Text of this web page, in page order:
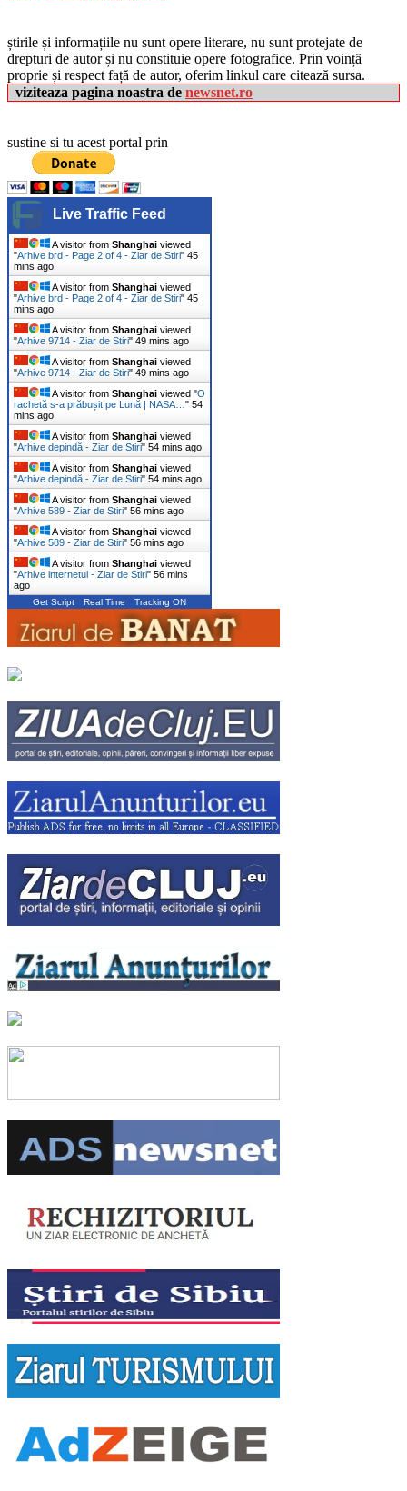
știrile și informațiile nu sunt opere literare, nu sunt protejate de
drepturi de autor și nu constituie opere fotografice. Prin voință
proprie și respect față de autor, oferim linkul care citează sursa.
viziteaza pagina noastra de newsnet.ro
sustine si tu acest portal prin
Live Traffic Feed
A visitor from Shanghai viewed
"Arhive brd - Page 2 of 4 - Ziar de Stiri" 45
mins ago
A visitor from Shanghai viewed
"Arhive brd - Page 2 of 4 - Ziar de Stiri" 45
mins ago
A visitor from Shanghai viewed
"Arhive 9714 - Ziar de Stiri" 49 mins ago
A visitor from Shanghai viewed
"Arhive 9714 - Ziar de Stiri" 49 mins ago
A visitor from Shanghai viewed "O
rachetă s-a prăbușit pe Lună | NASA… " 54
mins ago
A visitor from Shanghai viewed
"Arhive depindă - Ziar de Stiri" 54 mins ago
A visitor from Shanghai viewed
"Arhive depindă - Ziar de Stiri" 54 mins ago
A visitor from Shanghai viewed
"Arhive 589 - Ziar de Stiri" 56 mins ago
A visitor from Shanghai viewed
"Arhive 589 - Ziar de Stiri" 56 mins ago
A visitor from Shanghai viewed
"Arhive internetul - Ziar de Stiri" 56 mins
ago
Get Script Real Time Tracking ON